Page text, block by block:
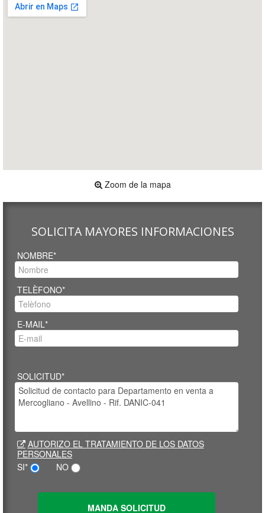
Zoom de la mapa
SOLICITA MAYORES INFORMACIONES
NOMBRE*
TELÈFONO*
E-MAIL*
SOLICITUD*
AUTORIZO EL TRATAMIENTO DE LOS DATOS
PERSONALES
SI*
NO